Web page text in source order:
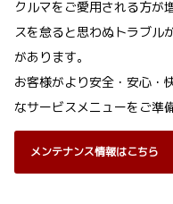
クルマをご愛用される方が
スを怠ると思わぬトラブル
があります。
お客様がより安全・安心・
なサービスメニューをご準
メンテナンス情報はこちら